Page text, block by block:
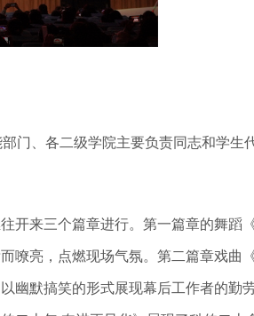
、各二级学院主要负责同志和学生
来三个篇章进行。第一篇章的舞蹈
亮，点燃现场气氛。第二篇章戏曲
幽默搞笑的形式展现幕后工作者的勤